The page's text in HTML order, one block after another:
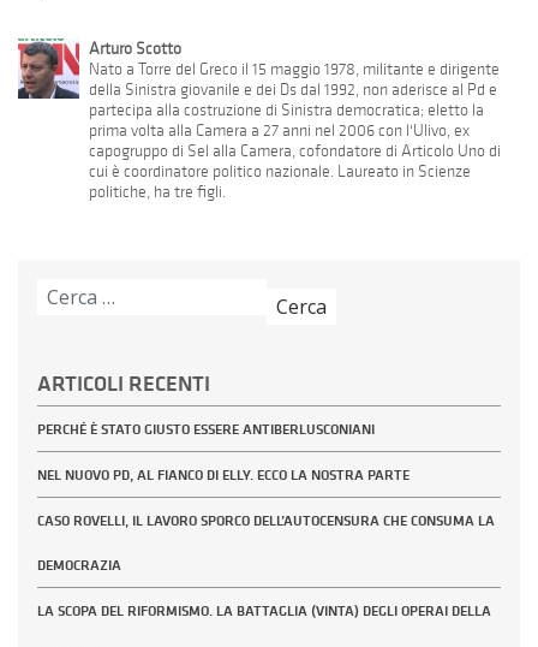
Arturo Scotto
Nato a Torre del Greco il 15 maggio 1978, militante e dirigente
della Sinistra giovanile e dei Ds dal 1992, non aderisce al Pd e
partecipa alla costruzione di Sinistra democratica; eletto la
prima volta alla Camera a 27 anni nel 2006 con l'Ulivo, ex
capogruppo di Sel alla Camera, cofondatore di Articolo Uno di
cui è coordinatore politico nazionale. Laureato in Scienze
politiche, ha tre figli.
Ricerca
ARTICOLI RECENTI
PERCHÉ È STATO GIUSTO ESSERE ANTIBERLUSCONIANI
NEL NUOVO PD, AL FIANCO DI ELLY. ECCO LA NOSTRA PARTE
CASO ROVELLI, IL LAVORO SPORCO DELL’AUTOCENSURA CHE CONSUMA LA
DEMOCRAZIA
LA SCOPA DEL RIFORMISMO. LA BATTAGLIA (VINTA) DEGLI OPERAI DELLA